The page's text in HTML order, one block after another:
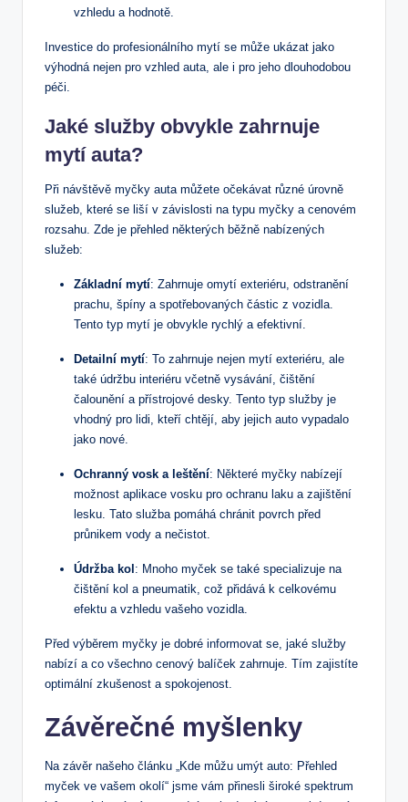
vzhledu a hodnotě.
Investice do profesionálního mytí se může ukázat jako
výhodná nejen pro vzhled auta, ale i pro jeho dlouhodobou
péči.
Jaké služby obvykle zahrnuje
mytí auta?
Při návštěvě myčky auta můžete očekávat různé úrovně
služeb, které se liší v závislosti na typu myčky a cenovém
rozsahu. Zde je přehled některých běžně nabízených
služeb:
Základní mytí: Zahrnuje omytí exteriéru, odstranění
prachu, špíny a spotřebovaných částic z vozidla.
Tento typ mytí je obvykle rychlý a efektivní.
Detailní mytí: To zahrnuje nejen mytí exteriéru, ale
také údržbu interiéru včetně vysávání, čištění
čalounění a přístrojové desky. Tento typ služby je
vhodný pro lidi, kteří chtějí, aby jejich auto vypadalo
jako nové.
Ochranný vosk a leštění: Některé myčky nabízejí
možnost aplikace vosku pro ochranu laku a zajištění
lesku. Tato služba pomáhá chránit povrch před
průnikem vody a nečistot.
Údržba kol : Mnoho myček se také specializuje na
čištění kol a pneumatik, což přidává k celkovému
efektu a vzhledu vašeho vozidla.
Před výběrem myčky je dobré informovat se, jaké služby
nabízí a co všechno cenový balíček zahrnuje. Tím zajistíte
optimální zkušenost a spokojenost.
Závěrečné myšlenky
Na závěr našeho článku „Kde můžu umýt auto: Přehled
myček ve vašem okolí“ jsme vám přinesli široké spektrum